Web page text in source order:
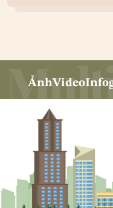
ẢnhVideo